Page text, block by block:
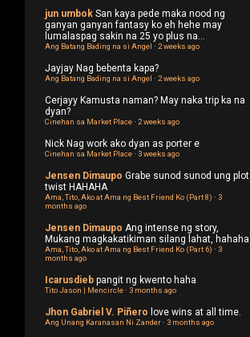
jun umbok San kaya pede maka nood ng
ganyan ganyan fantasy ko eh hehe may
lumalaspag sakin na 25 yo plus na...
Ang Batang Bading na si Angel · 2 weeks ago
Jayjay Nag bebenta kapa?
Ang Batang Bading na si Angel · 2 weeks ago
Cerjayy Kamusta naman? May naka trip ka na
dyan?
Cinehan sa Market Place· 2 weeks ago
Nick Nag work ako dyan as porter e
Cinehan sa Market Place· 3 weeks ago
Jensen Dimaupo Grabe sunod sunod ung plot
twist HAHAHA
Ama, Tito, Ako at Ama ng Best Friend Ko (Part 8) · 3
months ago
Jensen Dimaupo Ang intense ng story,
Mukang magkakatikiman silang lahat, hahaha
Ama, Tito, Ako at Ama ng Best Friend Ko (Part 6) · 3
months ago
Icarusdieb pangit ng kwento haha
Tito Jason | Mencircle· 3 months ago
Jhon Gabriel V. Piñero love wins at all time.
Ang Unang Karanasan Ni Zander· 3 months ago